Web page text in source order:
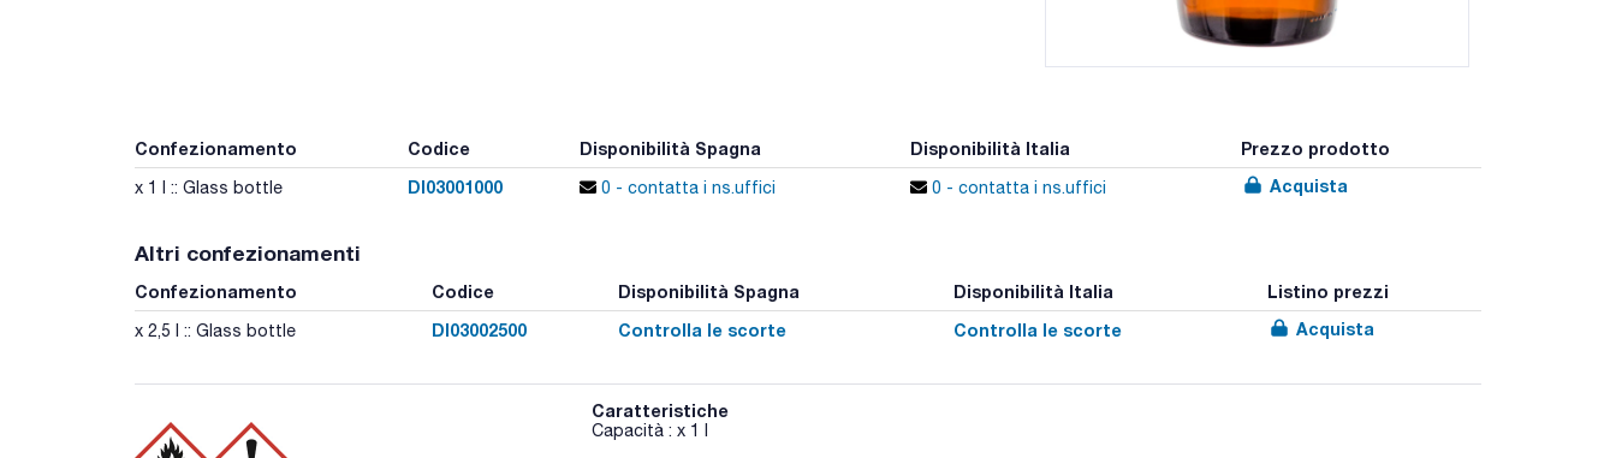
Confezionamento Codice Disponibilità Spagna Disponibilità Italia Prezzo prodotto
x 1 l :: Glass bottle DI03001000 0 - contatta i ns.uffici 0 - contatta i ns.uffici Acquista
Altri confezionamenti
Confezionamento Codice Disponibilità Spagna Disponibilità Italia Listino prezzi
x 2,5 l :: Glass bottle DI03002500 Controlla le scorte Controlla le scorte Acquista
Caratteristiche
Capacità : x 1 l